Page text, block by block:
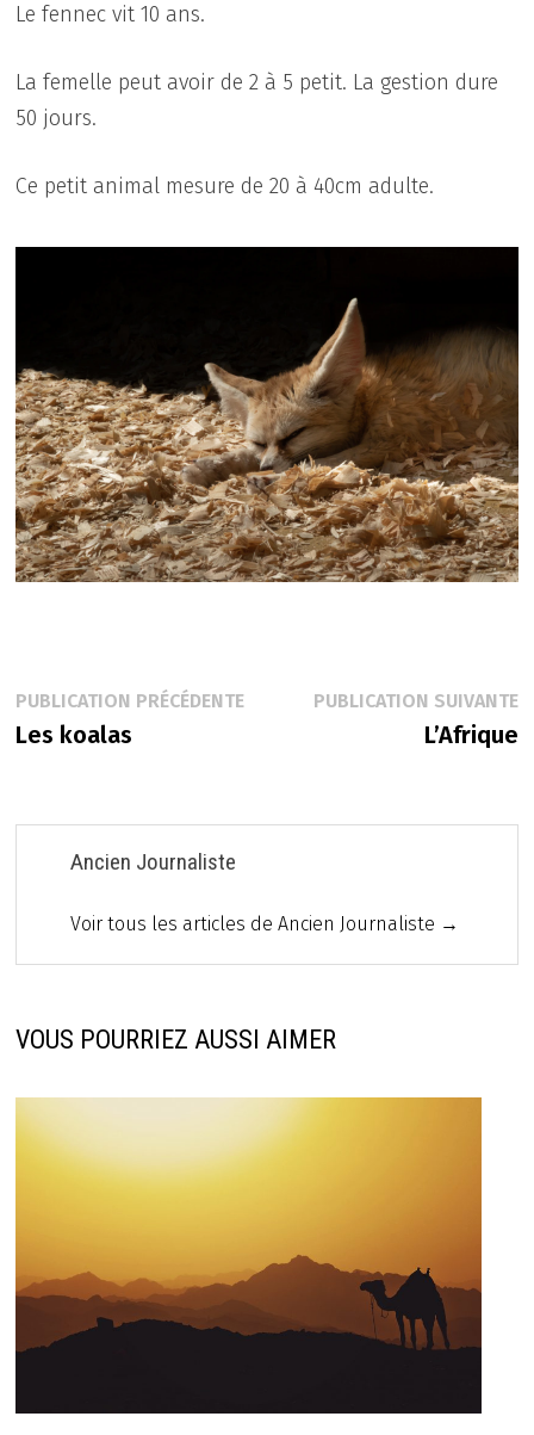
Le fennec vit 10 ans.
La femelle peut avoir de 2 à 5 petit. La gestion dure
50 jours.
Ce petit animal mesure de 20 à 40cm adulte.
Navigation
de
PUBLICATION PRÉCÉDENTEPublication
Les koalas
PUBLICATION SUIVANTE
L’Afrique
Ancien Journaliste
Voir tous les articles de Ancien Journaliste →
VOUS POURRIEZ AUSSI AIMER